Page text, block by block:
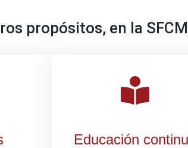
propósitos, en la
Educación